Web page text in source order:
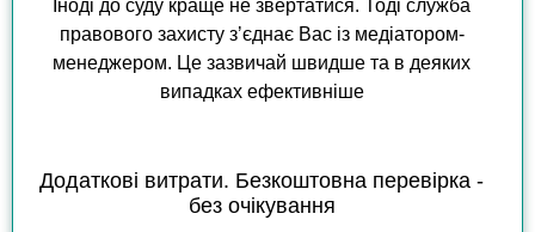
Іноді до суду краще не звертатися. Тоді служба
правового захисту зʼєднає Вас із медіатором-
менеджером. Це зазвичай швидше та в деяких
випадках ефективніше
Додаткові витрати. Безкоштовна перевірка -
без очікування